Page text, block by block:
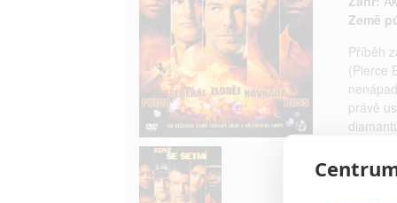
Země
Příběh
(Pierce
právě
sedm